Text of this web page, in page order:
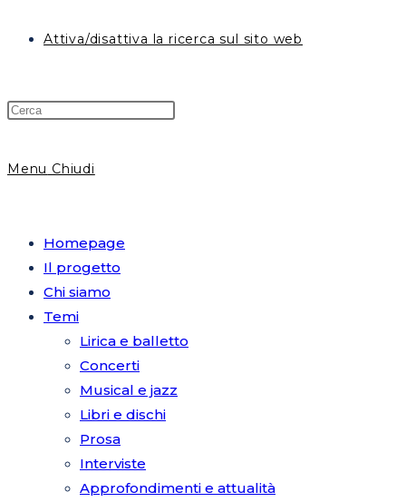
Attiva/disattiva la ricerca sul sito web
Menu Chiudi
Homepage
Il progetto
Chi siamo
Temi
Lirica e balletto
Concerti
Musical e jazz
Libri e dischi
Prosa
Interviste
Approfondimenti e attualità